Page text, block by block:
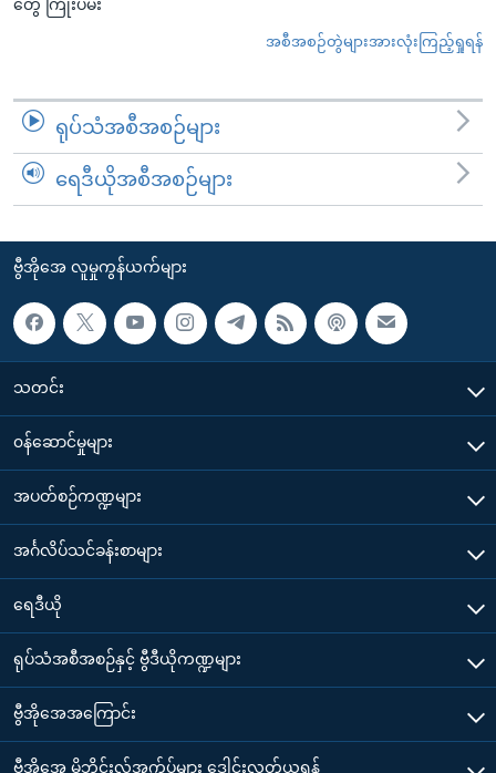
တွေ ကြိုးပမ်း
အစီအစဉ်တွဲများအားလုံးကြည့်ရှုရန်
ရုပ်သံအစီအစဉ်များ
ရေဒီယိုအစီအစဉ်များ
ဗွီအိုအေ လူမှုကွန်ယက်များ
သတင်း
၀န်ဆောင်မှုများ
အပတ်စဉ်ကဏ္ဍများ
အင်္ဂလိပ်သင်ခန်းစာများ
ရေဒီယို
ရုပ်သံအစီအစဉ်နှင့် ဗွီဒီယိုကဏ္ဍများ
ဗွီအိုအေအကြောင်း
ဗွီအိုအေ မိုဘိုင်းလ်အက်ပ်များ ဒေါင်းလုတ်ယူရန်